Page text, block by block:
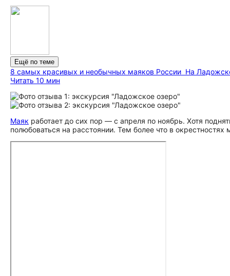
Ещё по теме
8 самых красивых и необычных маяков России На
Читать 10 мин
Маяк работает до сих пор — с апреля по ноябрь. Хотя
полюбоваться на расстоянии. Тем более что в